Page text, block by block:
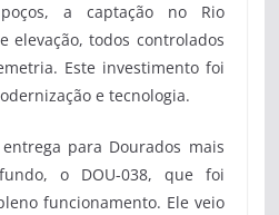
a captação no Rio
elevação, todos controlados
Este investimento foi
e tecnologia.
para Dourados mais
o DOU-038, que foi
funcionamento. Ele veio